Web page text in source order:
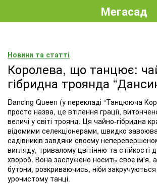
Мегасад
Новини та статті
Королева, що танцює:
гібридна троянда
Dancing Queen (у перекладі “Танцююча
просто назва, це втілення грації,
величі у світі троянд. Ця чайно-гібридна
відомими селекціонерами, швидко
садівників завдяки своєму
вигляду, тривалому цвітінню та стійкості
хвороб. Вона заслужено носить своє ім'я,
бутони, розкриваючись, ніби
урочистому танці.